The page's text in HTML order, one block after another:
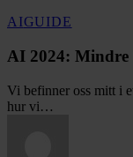
AIGUIDE
Mindre
verkstad
AI 2024: Mindre
Vi befinner oss mitt i
hur vi…